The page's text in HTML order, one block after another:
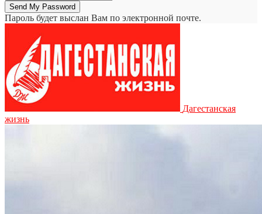
Пароль будет выслан Вам по электронной почте.
Дагестанская
жизнь